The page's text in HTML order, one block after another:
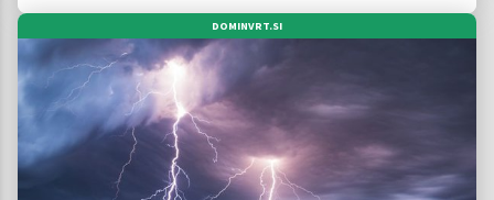
DOMINVRT.SI